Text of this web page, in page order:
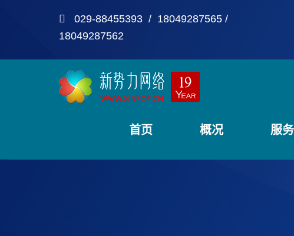
029-88455393 / 18049287565 /
18049287562
首页 概况 服务